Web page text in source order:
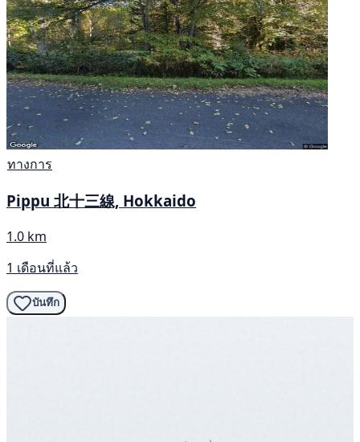
ทางการ
Pippu 北十三線, Hokkaido
1.0 km
1 เดือนที่แล้ว
บันทึก